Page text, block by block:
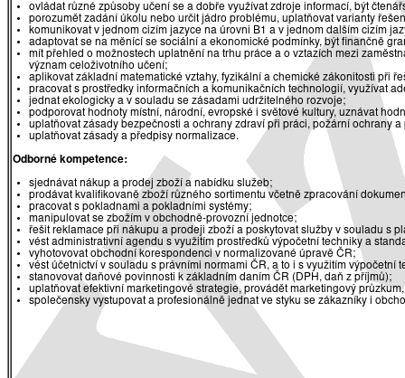
ovládat různé způsoby učení se a dobře využívat zdroje informací, být
porozumět zadání úkolu nebo určit jádro problému, uplatňovat varianty
komunikovat v jednom cizím jazyce na úrovni B1 a v jednom dalším cizím
adaptovat se na měnící se sociální a ekonomické podmínky, být finančně
mít přehled o možnostech uplatnění na trhu práce a o vztazích mezi
význam celoživotního učení;
aplikovat základní matematické vztahy, fyzikální a chemické zákonitosti při
pracovat s prostředky informačních a komunikačních technologií, využívat
jednat ekologicky a v souladu se zásadami udržitelného rozvoje;
podporovat hodnoty místní, národní, evropské i světové kultury, uznávat
uplatňovat zásady bezpečnosti a ochrany zdraví při práci, požární ochrany
uplatňovat zásady a předpisy normalizace.
Odborné kompetence:
sjednávat nákup a prodej zboží a nabídku služeb;
prodávat kvalifikovaně zboží různého sortimentu včetně zpracování
pracovat s pokladnami a pokladními systémy;
manipulovat se zbožím v obchodně-provozní jednotce;
řešit reklamace při nákupu a prodeji zboží a poskytovat služby v souladu s
vést administrativní agendu s využitím prostředků výpočetní techniky a
vyhotovovat obchodní korespondenci v normalizované úpravě ČR;
vést účetnictví v souladu s právními normami ČR, a to i s využitím výpočetní
stanovovat daňové povinnosti k základním daním ČR (DPH, daň z příjmů);
uplatňovat efektivní marketingové strategie, provádět marketingový
společensky vystupovat a profesionálně jednat ve styku se zákazníky i